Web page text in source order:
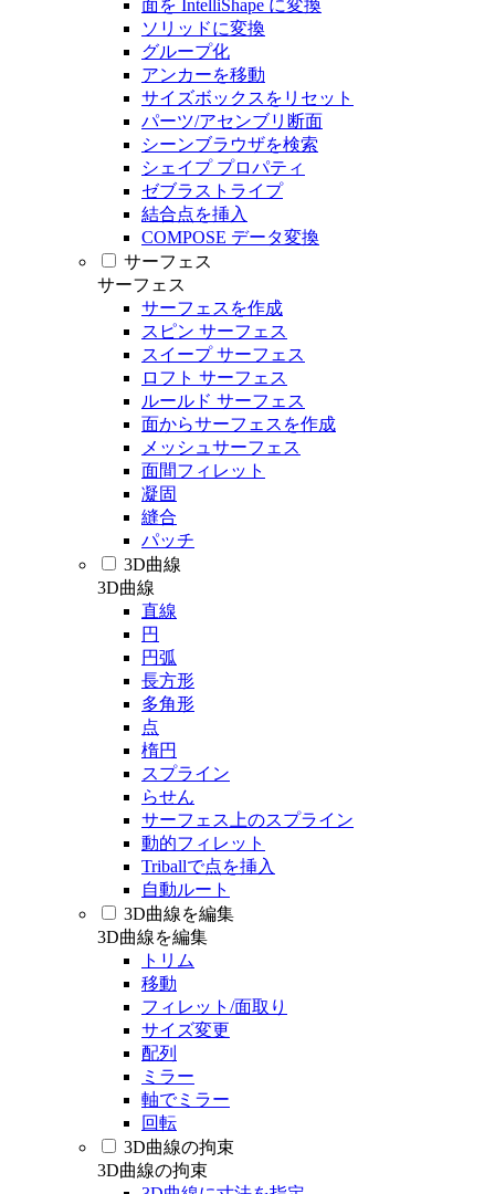
面を IntelliShape に変換
ソリッドに変換
グループ化
アンカーを移動
サイズボックスをリセット
パーツ/アセンブリ断面
シーンブラウザを検索
シェイプ プロパティ
ゼブラストライプ
結合点を挿入
COMPOSE データ変換
サーフェス
サーフェス
サーフェスを作成
スピン サーフェス
スイープ サーフェス
ロフト サーフェス
ルールド サーフェス
面からサーフェスを作成
メッシュサーフェス
面間フィレット
凝固
縫合
パッチ
3D曲線
3D曲線
直線
円
円弧
長方形
多角形
点
楕円
スプライン
らせん
サーフェス上のスプライン
動的フィレット
Triballで点を挿入
自動ルート
3D曲線を編集
3D曲線を編集
トリム
移動
フィレット/面取り
サイズ変更
配列
ミラー
軸でミラー
回転
3D曲線の拘束
3D曲線の拘束